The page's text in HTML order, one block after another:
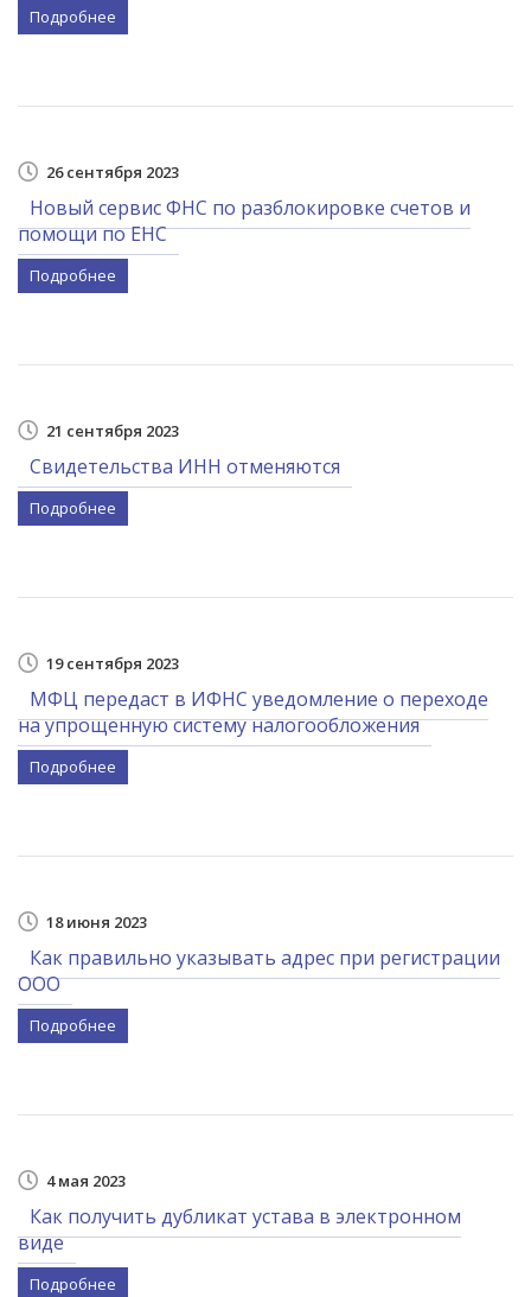
Подробнее
26 сентября 2023
Новый сервис ФНС по разблокировке счетов и
помощи по ЕНС
Подробнее
21 сентября 2023
Свидетельства ИНН отменяются
Подробнее
19 сентября 2023
МФЦ передаст в ИФНС уведомление о переходе
на упрощенную систему налогообложения
Подробнее
18 июня 2023
Как правильно указывать адрес при регистрации
ООО
Подробнее
4 мая 2023
Как получить дубликат устава в электронном
виде
Подробнее